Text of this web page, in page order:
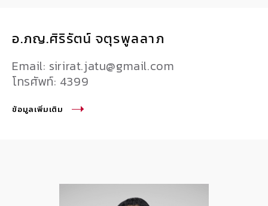
อ.ภญ.ศิริรัตน์ จตุรพูลลาภ
Email: sirirat.jatu@gmail.com
โทรศัพท์: 4399
ข้อมูลเพิ่มเติม